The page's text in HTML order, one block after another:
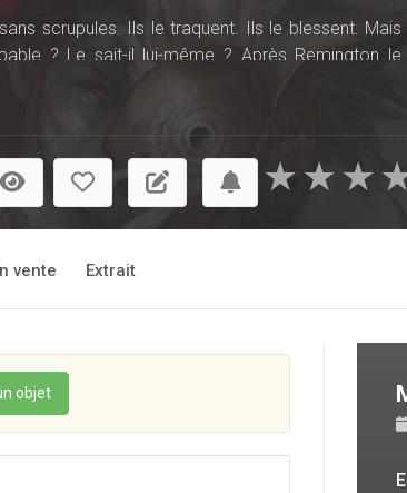
scrupules. Ils le traquent. Ils le blessent. Mais
? Le sait-il lui-même ? Après Remington le
★
★
★
vente Extrait
objet